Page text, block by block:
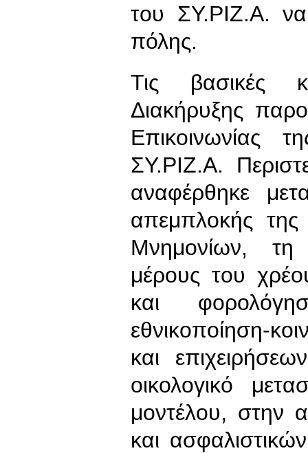
του ΣΥ.ΡΙΖ.Α.
πόλης.
Τις βασικές
Διακήρυξης
Επικοινωνίας
ΣΥ.ΡΙΖ.Α.
αναφέρθηκε
απεμπλοκής
Μνημονίων, τη
μέρους του
και
εθνικοποίηση-
και
οικολογικό
μοντέλου, στην
και